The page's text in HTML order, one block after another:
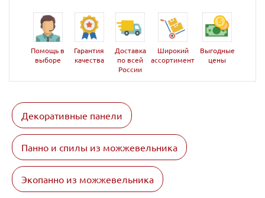
Помощь в
выборе
Гарантия
качества
Доставка
по всей
России
Широкий
ассортимент
Выгодные
цены
Декоративные панели
Панно и спилы из можжевельника
Экопанно из можжевельника